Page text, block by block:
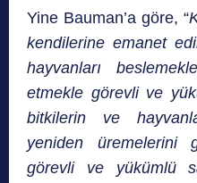
Yine Bauman’a göre, “
kendilerine emanet
hayvanları
etmekle görevli ve
bitkilerin ve
yeniden üremelerini
görevli ve yükümlü